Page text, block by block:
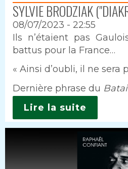
SYLVIE BRODZIAK
08/07/2023 - 22:55
Intro
Ils n’étaient pas
battus pour la France…
« Ainsi d’oubli, il ne sera
Dernière phrase du
Lire la suite